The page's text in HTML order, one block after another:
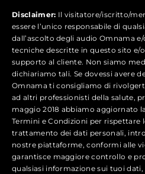
Disclaimer: Il visitatore/iscritto/
essere l’unico responsabile di
dall’ascolto degli audio Omnama
tecniche descritte in questo sito e/
supporto al cliente. Non siamo
dichiariamo tali. Se dovessi avere
Omnama ti consigliamo di
ad altri professionisti della salute,
maggio 2018 abbiamo aggiornato
Termini e Condizioni per rispettare
trattamento dei dati personali,
nostre piattaforme, conformi alle
garantisce maggiore controllo e
qualsiasi informazione sui tuoi dati,